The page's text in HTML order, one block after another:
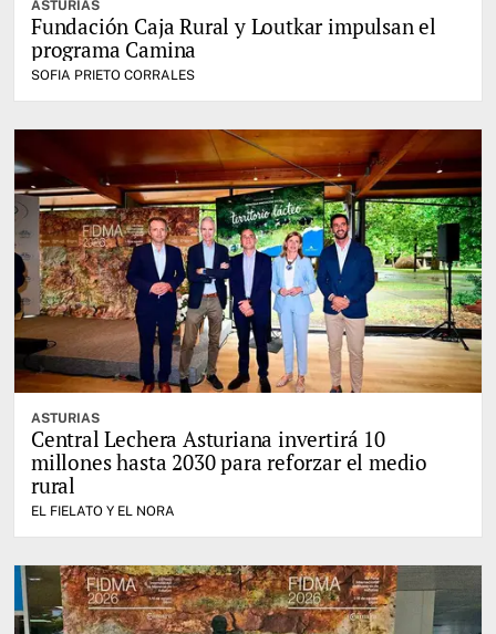
ASTURIAS
Fundación Caja Rural y Loutkar impulsan el
programa Camina
SOFIA PRIETO CORRALES
ASTURIAS
Central Lechera Asturiana invertirá 10
millones hasta 2030 para reforzar el medio
rural
EL FIELATO Y EL NORA